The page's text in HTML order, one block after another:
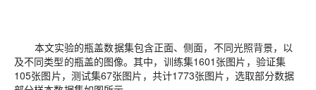
本文实验的瓶盖数据集包含正面、侧面，不同光照背景，以
及不同类型的瓶盖的图像。其中，训练集1601张图片，验证集
105张图片，测试集67张图片，共计1773张图片，选取部分数据